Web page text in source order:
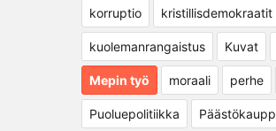
korruptio kristillisdemokraatit
kuolemanrangaistus Kuvat
Mepin työ moraali perhe
Puoluepolitiikka